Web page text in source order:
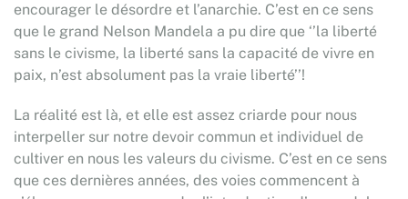
encourager le désordre et l’anarchie. C’est en ce sens
que le grand Nelson Mandela a pu dire que ‘’la liberté
sans le civisme, la liberté sans la capacité de vivre en
paix, n’est absolument pas la vraie liberté’’!
La réalité est là, et elle est assez criarde pour nous
interpeller sur notre devoir commun et individuel de
cultiver en nous les valeurs du civisme. C’est en ce sens
que ces dernières années, des voies commencent à